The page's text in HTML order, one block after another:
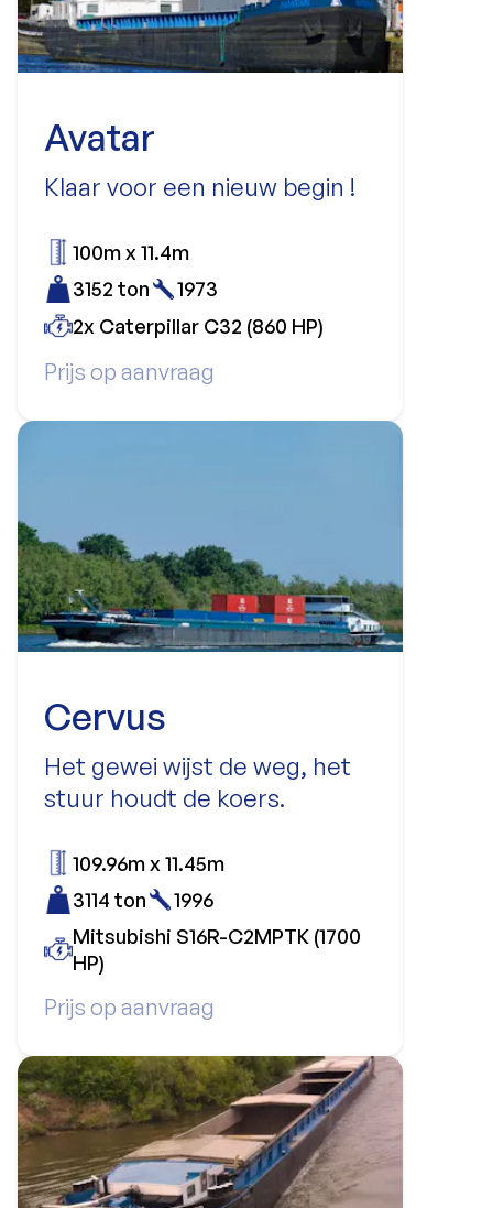
Avatar
Klaar voor een nieuw begin !
Prijs op aanvraag
100m x 11.4m
3152 ton
1973
2x Caterpillar C32 (860 HP)
Cervus
Het gewei wijst de weg, het
stuur houdt de koers.
Prijs op aanvraag
109.96m x 11.45m
3114 ton
1996
Mitsubishi S16R-C2MPTK (1700
HP)